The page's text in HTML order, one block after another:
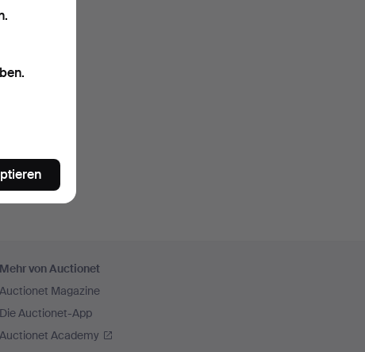
Mehr von Auctionet
Auctionet Magazine
Die Auctionet-App
Auctionet Academy